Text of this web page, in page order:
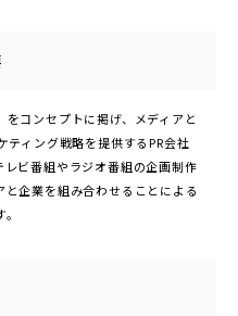
をコンセプトに掲げ、メディアと
ティング戦略を提供するPR会社
ビ番組やラジオ番組の企画制作
企業を組み合わせることによる